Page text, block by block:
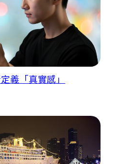
義「真實感」